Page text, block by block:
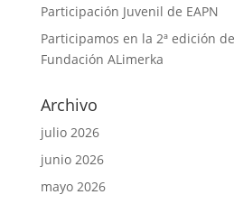
Participación Juvenil de EAPN
Participamos en la 2ª edición
Fundación ALimerka
Archivo
julio 2026
junio 2026
mayo 2026